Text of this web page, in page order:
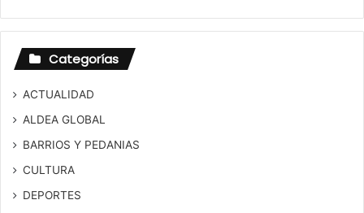
Categorías
ACTUALIDAD
ALDEA GLOBAL
BARRIOS Y PEDANIAS
CULTURA
DEPORTES